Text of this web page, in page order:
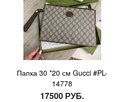
Папка 30 *20 см Gucci #PL-
14778
17500 РУБ.